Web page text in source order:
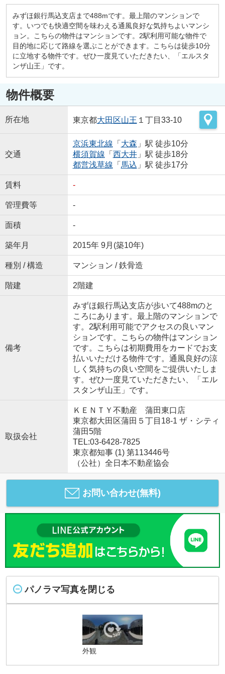
みずほ銀行馬込支店まで488mです。最上階のマンションで
す。いつでも快適空間を味わえる通風良好な気持ちよいマンシ
ョン。こちらの物件はマンションです。2駅利用可能な物件で
目的地に応じて路線を選ぶことができます。こちらは徒歩10分
に立地する物件です。ぜひ一度見ていただきたい、「エルスタ
ンザ山王」です。
物件概要
所在地 東京都大田区山王 １丁目33-10
交通
京浜東北線 「 大森 」駅 徒歩10分
横須賀線 「 西大井」駅 徒歩18分
都営浅草線 「 馬込 」駅 徒歩17分
賃料 -
管理費等 -
面積 -
築年月 2015年 9月(築10年)
種別 / 構造 マンション / 鉄骨造
階建 2階建
備考
みずほ銀行馬込支店が歩いて488mのと
ころにあります。最上階のマンションで
す。2駅利用可能でアクセスの良いマン
ションです。こちらの物件はマンション
です。こちらは初期費用をカードでお支
払いいただける物件です。通風良好の涼
しく気持ちの良い空間をご提供いたしま
す。ぜひ一度見ていただきたい、「エル
スタンザ山王」です。
取扱会社
ＫＥＮＴＹ不動産 蒲田東口店
東京都大田区蒲田５丁目18-1 ザ・シティ
蒲田5階
TEL:03-6428-7825
東京都知事 (1) 第113446号
（公社）全日本不動産協会
お問い合わせ(無料)
パノラマ写真を閉じる
外観